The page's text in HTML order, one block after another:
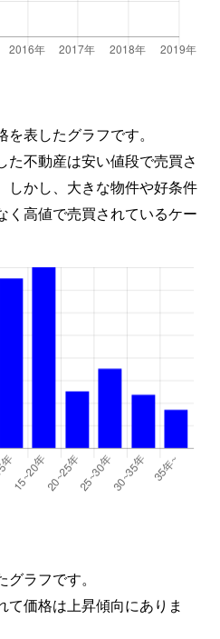
表したグラフです。
不動産は安い値段で売買さ
しかし、大きな物件や好条件
く高値で売買されているケー
ラフです。
価格は上昇傾向にありま